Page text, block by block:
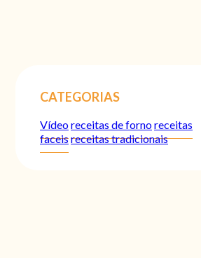
CATEGORIAS
Vídeoreceitas de fornoreceitas
faceisreceitas tradicionais